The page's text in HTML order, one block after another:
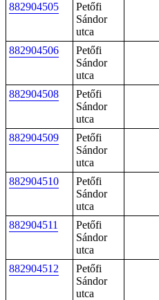
882904505
Petőfi
Sándor
utca
882904506
Petőfi
Sándor
utca
882904508
Petőfi
Sándor
utca
882904509
Petőfi
Sándor
utca
882904510
Petőfi
Sándor
utca
882904511
Petőfi
Sándor
utca
882904512
Petőfi
Sándor
utca